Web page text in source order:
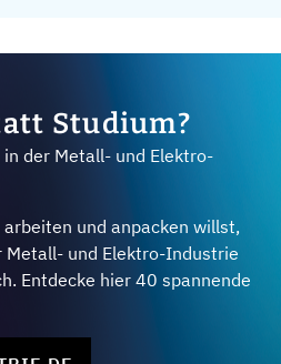
Studium?
der Metall- und Elektro-
und anpacken willst,
Metall- und Elektro-Industrie
Entdecke hier 40 spannende